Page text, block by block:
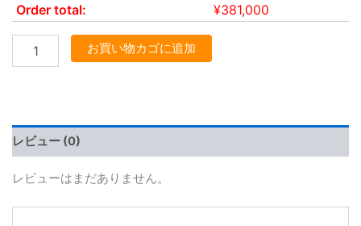
Order total:
¥381,000
お買い物カゴに追加
レビュー (0)
レビューはまだありません。